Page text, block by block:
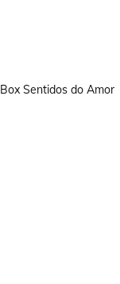
Box Sentidos do Amor